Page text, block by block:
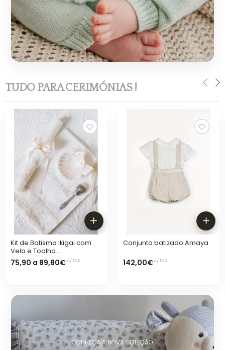
TUDO PARA CERIMÓNIAS !
Kit de Batismo Ikigai com
Vela e Toalha
Personalizada
75,90 a 89,80€ c/ IVA
Conjunto batizado Amaya
142,00€ c/ IVA
CONHEÇA A NOVA COLEÇÃO